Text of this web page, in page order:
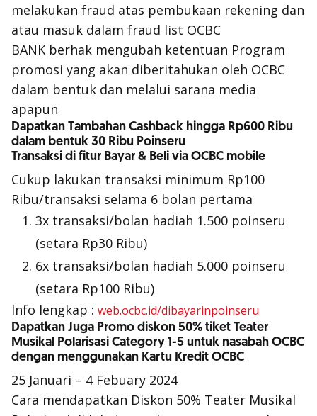
melakukan fraud atas pembukaan rekening dan
atau masuk dalam fraud list OCBC
BANK berhak mengubah ketentuan Program
promosi yang akan diberitahukan oleh OCBC
dalam bentuk dan melalui sarana media
apapun
Dapatkan Tambahan Cashback hingga Rp600 Ribu
dalam bentuk 30 Ribu Poinseru
Transaksi di fitur Bayar & Beli via OCBC mobile
Cukup lakukan transaksi minimum Rp100
Ribu/transaksi selama 6 bolan pertama
3x transaksi/bolan hadiah 1.500 poinseru
(setara Rp30 Ribu)
6x transaksi/bolan hadiah 5.000 poinseru
(setara Rp100 Ribu)
Info lengkap : web.ocbc.id/dibayarinpoinseru
Dapatkan Juga Promo diskon 50% tiket Teater
Musikal Polarisasi Category 1-5 untuk nasabah OCBC
dengan menggunakan Kartu Kredit OCBC
25 Januari – 4 Febuary 2024
Cara mendapatkan Diskon 50% Teater Musikal